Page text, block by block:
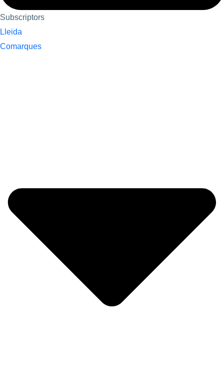
Subscriptors
Lleida
Comarques